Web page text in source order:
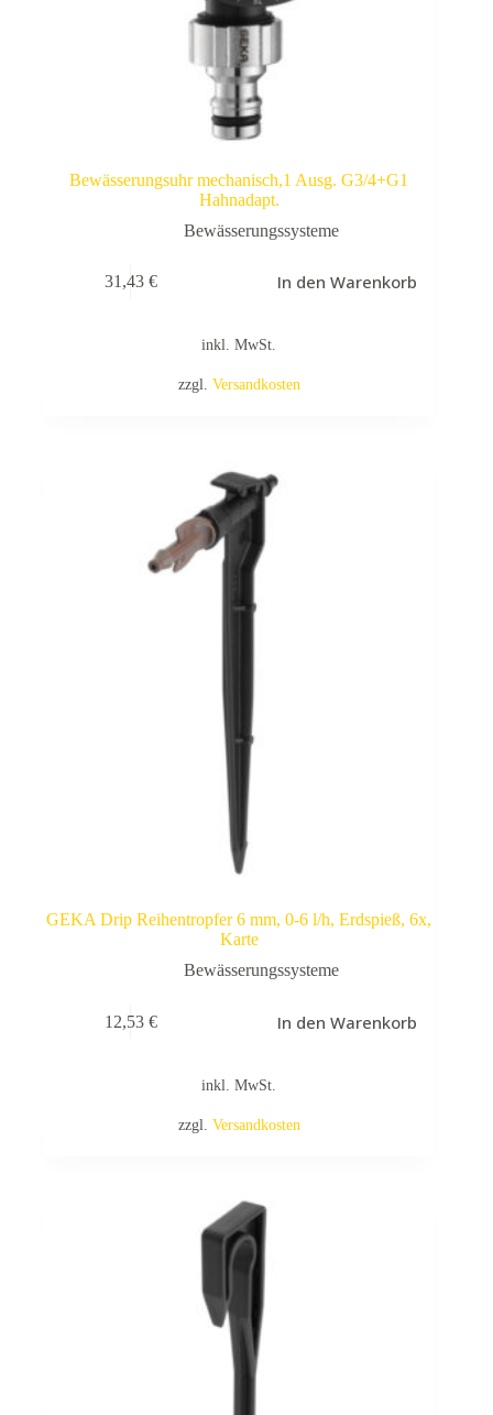
Bewässerungsuhr mechanisch,1 Ausg. G3/4+G1
Hahnadapt.
Bewässerungssysteme
31,43 € In den Warenkorb
inkl. MwSt.
zzgl. Versandkosten
GEKA Drip Reihentropfer 6 mm, 0-6 l/h, Erdspieß, 6x,
Karte
Bewässerungssysteme
12,53 € In den Warenkorb
inkl. MwSt.
zzgl. Versandkosten